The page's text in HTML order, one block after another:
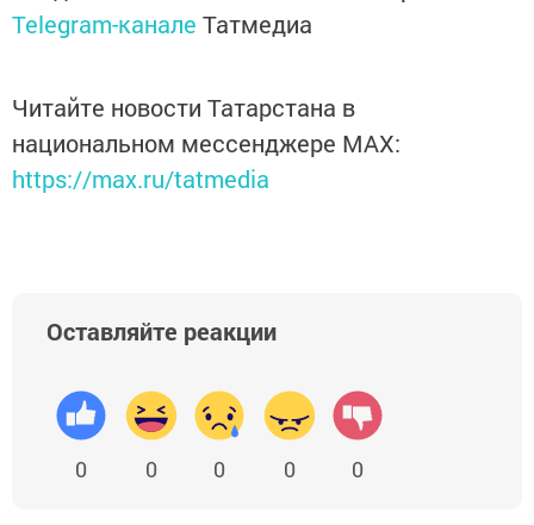
Telegram-канале Татмедиа
Читайте новости Татарстана в
национальном мессенджере MАХ:
https://max.ru/tatmedia
Оставляйте реакции
0 0 0 0 0